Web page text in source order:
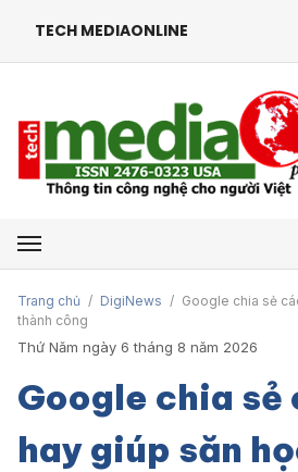
TECH MEDIAONLINE
Mở menu
Trang chủ / DigiNews / Google chia sẻ
thành công
Thứ Năm ngày 6 tháng 8 năm 2026
Google chia sẻ
hay giúp săn